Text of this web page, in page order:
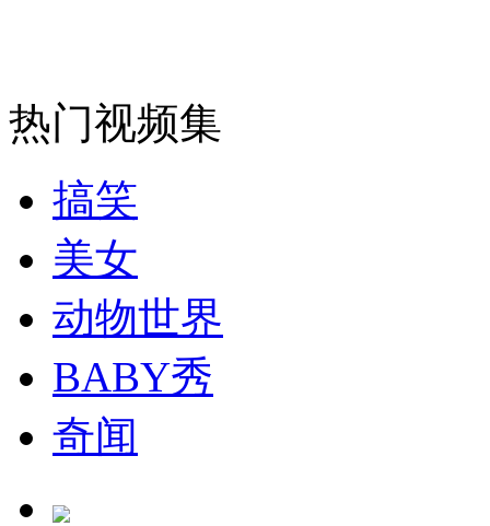
消防员救轻生者 花炮节热闹非凡
纽约上演“枕头大战”
司机酒驾遇交警 急速倒车逃窜
热门视频集
搞笑
美女
动物世界
BABY秀
奇闻